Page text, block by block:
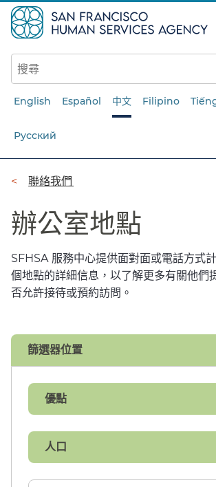
至
主
要
English Español 中文 Filipino
Русский
導
覽
列​​
聯絡我們​​
辦公室地點​​
SFHSA 服務中心提供面對面或電話方式
個地點的詳細信息，以了解更多有關他們
否允許接待或預約訪問。​​
篩選器位置​​
優點​​
人口​​